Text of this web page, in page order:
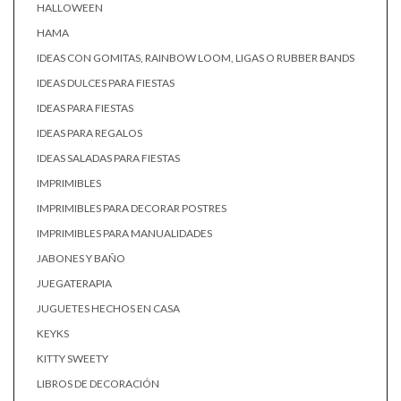
HALLOWEEN
HAMA
IDEAS CON GOMITAS, RAINBOW LOOM, LIGAS O RUBBER BANDS
IDEAS DULCES PARA FIESTAS
IDEAS PARA FIESTAS
IDEAS PARA REGALOS
IDEAS SALADAS PARA FIESTAS
IMPRIMIBLES
IMPRIMIBLES PARA DECORAR POSTRES
IMPRIMIBLES PARA MANUALIDADES
JABONES Y BAÑO
JUEGATERAPIA
JUGUETES HECHOS EN CASA
KEYKS
KITTY SWEETY
LIBROS DE DECORACIÓN